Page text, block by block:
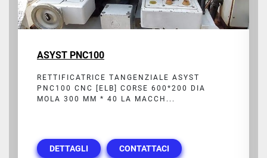
ASYST PNC100
RETTIFICATRICE TANGENZIALE ASYST
PNC100 CNC [ELB] CORSE 600*200 DIA
MOLA 300 MM * 40 LA MACCH...
DETTAGLI CONTATTACI